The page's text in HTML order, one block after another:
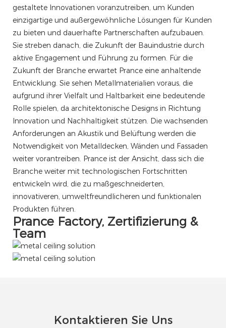
gestaltete Innovationen voranzutreiben, um Kunden
einzigartige und außergewöhnliche Lösungen für Kunden
zu bieten und dauerhafte Partnerschaften aufzubauen.
Sie streben danach, die Zukunft der Bauindustrie durch
aktive Engagement und Führung zu formen. Für die
Zukunft der Branche erwartet Prance eine anhaltende
Entwicklung. Sie sehen Metallmaterialien voraus, die
aufgrund ihrer Vielfalt und Haltbarkeit eine bedeutende
Rolle spielen, da architektonische Designs in Richtung
Innovation und Nachhaltigkeit stützen. Die wachsenden
Anforderungen an Akustik und Belüftung werden die
Notwendigkeit von Metalldecken, Wänden und Fassaden
weiter vorantreiben. Prance ist der Ansicht, dass sich die
Branche weiter mit technologischen Fortschritten
entwickeln wird, die zu maßgeschneiderten,
innovativeren, umweltfreundlicheren und funktionalen
Produkten führen.
Prance Factory, Zertifizierung &
Team
Kontaktieren Sie Uns